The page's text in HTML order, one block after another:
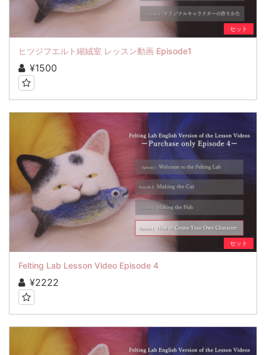
セット
ヒツジフエルト縮絨室 レッスン動画 Episode1
¥1500
セット
Felting Lab Lesson Video Episode 4
¥2222